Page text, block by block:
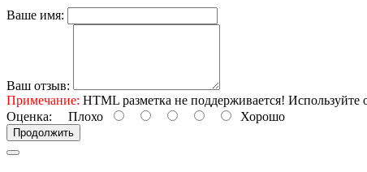
Ваше имя:
Ваш отзыв:
Примечание: HTML разметка не поддерживается! Используйте
Оценка: Плохо Хорошо
Продолжить